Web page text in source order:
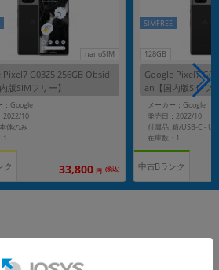
nanoSIM
Pixel7 G03Z5 256GB Obsidi
版SIMフリー】
：Google
2022/10
体のみ
1
ク 33,800 円 (税込)
128GB
SIMFREE
Google Pixel7
an【国内版SIMフ
メーカー：Google
発売日：2022/10
在庫数：1
中古Bランク